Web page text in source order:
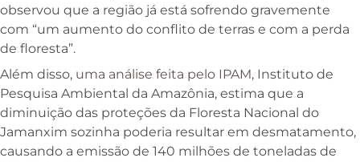
observou que a região já está sofrendo gravemente
com “um aumento do conflito de terras e com a perda
de floresta”.
Além disso, uma análise feita pelo IPAM, Instituto de
Pesquisa Ambiental da Amazônia, estima que a
diminuição das proteções da Floresta Nacional do
Jamanxim sozinha poderia resultar em desmatamento,
causando a emissão de 140 milhões de toneladas de